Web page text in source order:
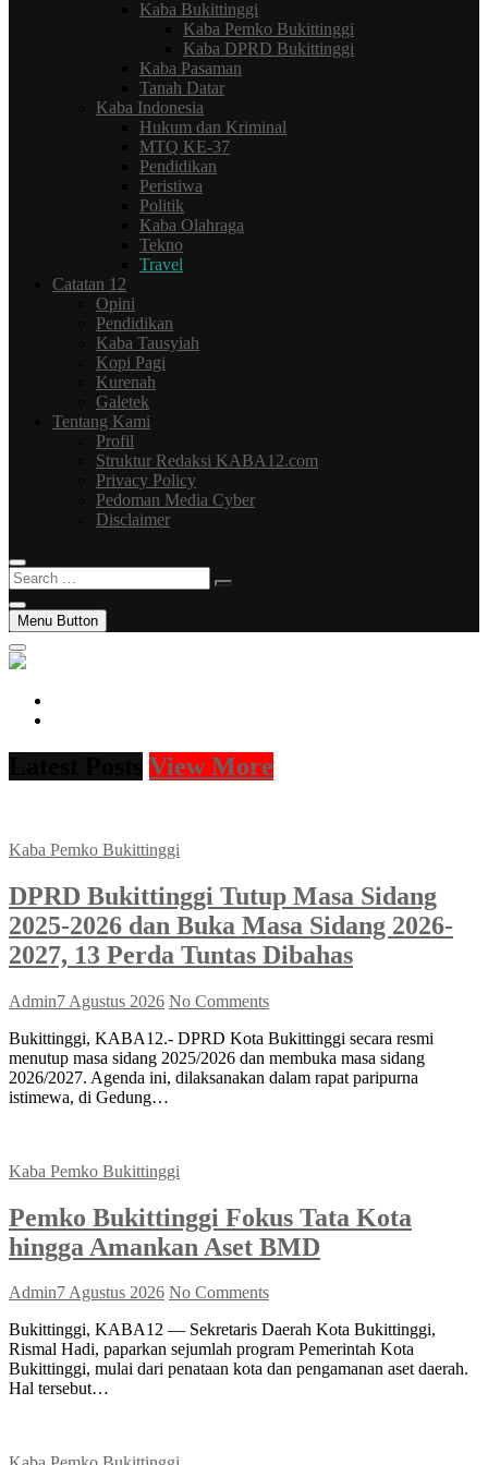
Kaba Bukittinggi
Kaba Pemko Bukittinggi
Kaba DPRD Bukittinggi
Kaba Pasaman
Tanah Datar
Kaba Indonesia
Hukum dan Kriminal
MTQ KE-37
Pendidikan
Peristiwa
Politik
Kaba Olahraga
Tekno
Travel
Catatan 12
Opini
Pendidikan
Kaba Tausyiah
Kopi Pagi
Kurenah
Galetek
Tentang Kami
Profil
Struktur Redaksi KABA12.com
Privacy Policy
Pedoman Media Cyber
Disclaimer
Search
…
Menu Button
View More
Kaba Pemko Bukittinggi
DPRD Bukittinggi Tutup Masa Sidang
2025-2026 dan Buka Masa Sidang 2026-
2027, 13 Perda Tuntas Dibahas
Admin7 Agustus 2026 No Comments
Bukittinggi, KABA12.- DPRD Kota Bukittinggi secara resmi
menutup masa sidang 2025/2026 dan membuka masa sidang
2026/2027. Agenda ini, dilaksanakan dalam rapat paripurna
istimewa, di Gedung…
Kaba Pemko Bukittinggi
Pemko Bukittinggi Fokus Tata Kota
hingga Amankan Aset BMD
Admin7 Agustus 2026 No Comments
Bukittinggi, KABA12 — Sekretaris Daerah Kota Bukittinggi,
Rismal Hadi, paparkan sejumlah program Pemerintah Kota
Bukittinggi, mulai dari penataan kota dan pengamanan aset daerah.
Hal tersebut…